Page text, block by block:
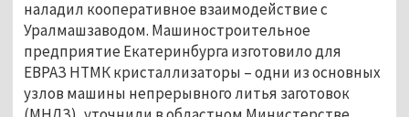
наладил кооперативное взаимодействие с
Уралмашзаводом. Машиностроительное
предприятие Екатеринбурга изготовило для
ЕВРАЗ НТМК кристаллизаторы – одни из основных
узлов машины непрерывного литья заготовок